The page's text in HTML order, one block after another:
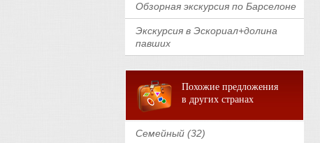
Обзорная экскурсия по Барселоне
Экскурсия в Эскориал+долина
павших
Похожие предложения
в других странах
Семейный (32)